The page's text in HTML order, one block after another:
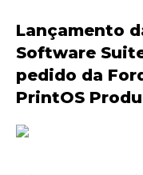
Lançamento
Software
pedido da
PrintOS